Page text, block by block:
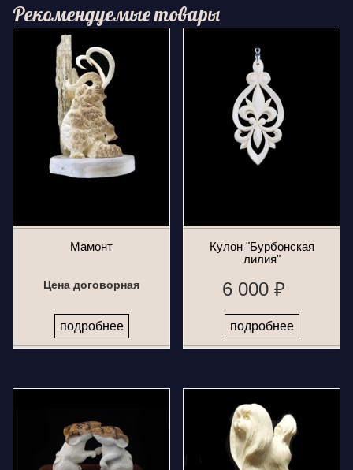
Рекомендуемые товары
Мамонт
Цена договорная
подробнее
Кулон "Бурбонская
лилия"
6 000 ₽
подробнее